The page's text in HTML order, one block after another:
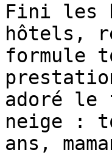
Fini les
hôtels,
formule
adoré le
neige :
ans,